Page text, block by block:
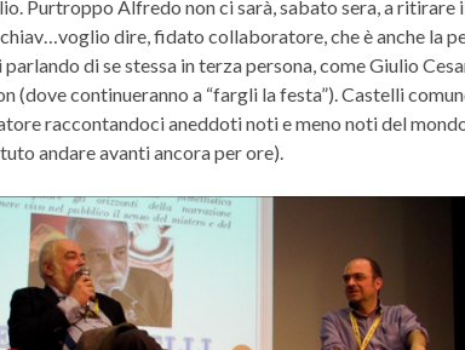
Purtroppo Alfredo non ci sarà, sabato sera, a ritirare
dire, fidato collaboratore, che è anche la
di se stessa in terza persona, come Giulio
(dove continueranno a “fargli la festa”). Castelli
raccontandoci aneddoti noti e meno noti del
andare avanti ancora per ore).